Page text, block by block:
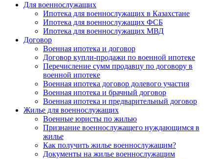
Для военнослужащих
Ипотека для военнослужащих в Казахстане
Ипотека для военнослужащих ФСБ
Ипотека для военнослужащих МВД
Договор
Военная ипотека и договор
Договор купли-продажи по военной ипотеке
Перечисление сумм продавцу по договору в
военной ипотеке
Военная ипотека договор долевого участия
Военная ипотека и брачный договор
Военная ипотека и предварительный договор
Жилье для военнослужащих
Военные юристы по жилью
Признание военнослужащего нуждающимся в
жилье
Как получить жилье военнослужащим?
Документы на жилье военнослужащим